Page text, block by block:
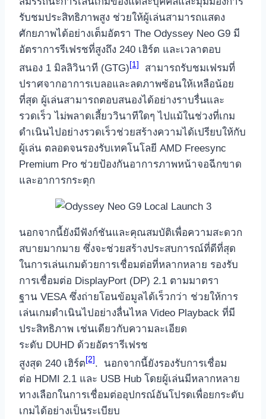
รับชมประสิทธิภาพสูง ช่วยให้ผู้เล่นสามารถแสดง
ศักยภาพได้อย่างเต็มอัตรา The Odyssey Neo G9 มี
อัตราการรีเฟรชที่สูงถึง 240 เฮิร์ต และเวลาตอบ
สนอง 1 มิลลิวินาที (GTG)[1]
สามารถรับชมเฟรมที่
ปราศจากอาการเบลอและลดภาพซ้อนให้เหลือน้อย
ที่สุด ผู้เล่นสามารถตอบสนองได้อย่างราบรื่นและ
รวดเร็ว ไม่พลาดเสี้ยววินาทีใดๆ ไปแม้ในช่วงที่เกม
ดำเนินไปอย่างรวดเร็วช่วยสร้างความได้เปรียบให้กับ
ผู้เล่น ตลอดจนรองรับเทคโนโลยี AMD Freesync
Premium Pro ช่วยป้องกันอาการภาพหน้าจอฉีกขาด
และอาการกระตุก
นอกจากนี้ยังมีฟังก์ชันและคุณสมบัติเพื่อความสะดวก
สบายมากมาย ซึ่งจะช่วยสร้างประสบการณ์ที่ดีที่สุด
ในการเล่นเกมด้วยการเชื่อมต่อที่หลากหลาย รองรับ
การเชื่อมต่อ DisplayPort (DP) 2.1 ตามมาตรา
ฐาน VESA ซึ่งถ่ายโอนข้อมูลได้เร็วกว่า ช่วยให้การ
เล่นเกมดำเนินไปอย่างลื่นไหล Video Playback ที่มี
ประสิทธิภาพ เช่นเดียวกับความละเอียด
ระดับ DUHD ด้วยอัตรารีเฟรช
สูงสุด 240 เฮิร์ต[2]. นอกจากนี้ยังรองรับการเชื่อม
ต่อ HDMI 2.1 และ USB Hub โดยผู้เล่นมีหลากหลาย
ทางเลือกในการเชื่อมต่ออุปกรณ์อันโปรดเพื่อยกระดับ
เกมได้อย่างเป็นระเบียบ